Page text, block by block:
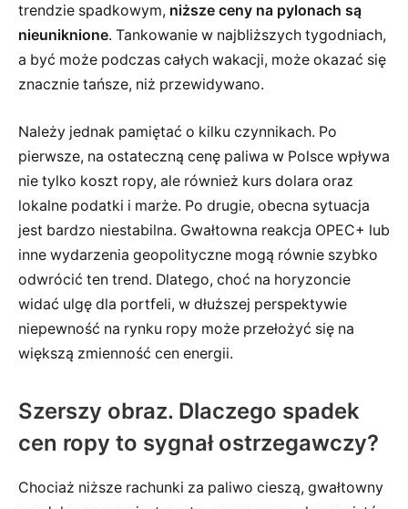
trendzie spadkowym, niższe ceny na pylonach są
nieuniknione. Tankowanie w najbliższych tygodniach,
a być może podczas całych wakacji, może okazać się
znacznie tańsze, niż przewidywano.
Należy jednak pamiętać o kilku czynnikach. Po
pierwsze, na ostateczną cenę paliwa w Polsce wpływa
nie tylko koszt ropy, ale również kurs dolara oraz
lokalne podatki i marże. Po drugie, obecna sytuacja
jest bardzo niestabilna. Gwałtowna reakcja OPEC+ lub
inne wydarzenia geopolityczne mogą równie szybko
odwrócić ten trend. Dlatego, choć na horyzoncie
widać ulgę dla portfeli, w dłuższej perspektywie
niepewność na rynku ropy może przełożyć się na
większą zmienność cen energii.
Szerszy obraz. Dlaczego spadek
cen ropy to sygnał ostrzegawczy?
Chociaż niższe rachunki za paliwo cieszą, gwałtowny